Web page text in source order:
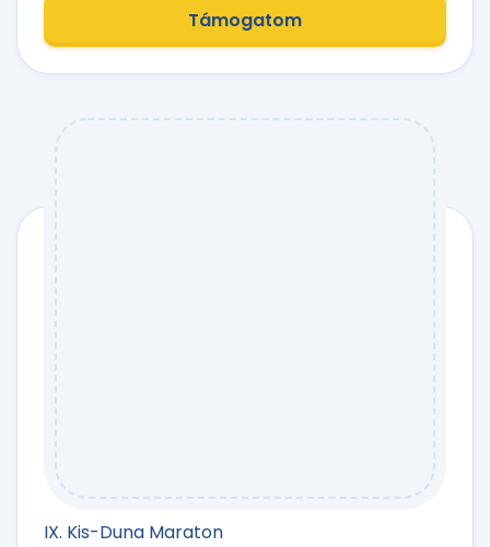
Támogatom
IX. Kis-Duna Maraton